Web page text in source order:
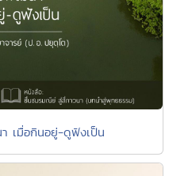
เมื่อกินอยู่-ดูฟังเป็น